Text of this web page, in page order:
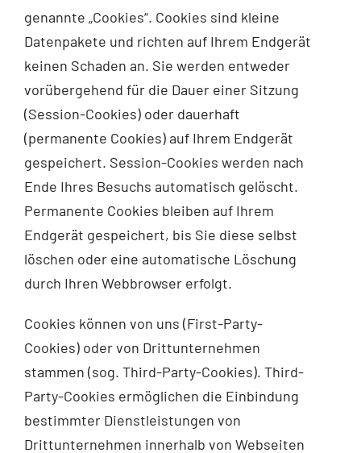
genannte „Cookies“. Cookies sind kleine
Datenpakete und richten auf Ihrem Endgerät
keinen Schaden an. Sie werden entweder
vorübergehend für die Dauer einer Sitzung
(Session-Cookies) oder dauerhaft
(permanente Cookies) auf Ihrem Endgerät
gespeichert. Session-Cookies werden nach
Ende Ihres Besuchs automatisch gelöscht.
Permanente Cookies bleiben auf Ihrem
Endgerät gespeichert, bis Sie diese selbst
löschen oder eine automatische Löschung
durch Ihren Webbrowser erfolgt.
Cookies können von uns (First-Party-
Cookies) oder von Drittunternehmen
stammen (sog. Third-Party-Cookies). Third-
Party-Cookies ermöglichen die Einbindung
bestimmter Dienstleistungen von
Drittunternehmen innerhalb von Webseiten